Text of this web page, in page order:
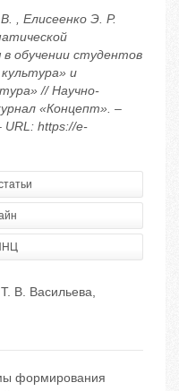
, Елисеенко Э. Р.
обучении студентов
и
// Научно-
«Концепт». –
URL: https://e-
Т. В. Васильева,
формирования